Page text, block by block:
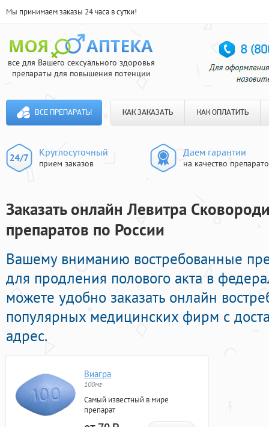
Мы принимаем заказы 24 часа в сутки!
все для Вашего сексуального здоровья
препараты для повышения потенции
ВСЕ ПРЕПАРАТЫ КАК ЗАКАЗАТЬ КАК ОПЛАТИТЬ
Круглосуточный
прием заказов
Даем гарантии
на качество
Заказать онлайн Левитра
препаратов по России
Вашему вниманию востребованные
для продления полового акта в
можете удобно заказать онлайн
популярных медицинских фирм с
адрес.
Виагра
100мг
Самый известный в мире
препарат